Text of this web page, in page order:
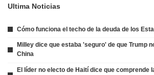
Ultima Noticias
Cómo funciona el techo de la deuda de los
Milley dice que estaba 'seguro' de que Trump
China
El líder no electo de Haití dice que comprende